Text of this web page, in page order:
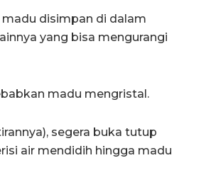
disimpan di dalam
yang bisa mengurangi
madu mengristal.
segera buka tutup
air mendidih hingga madu